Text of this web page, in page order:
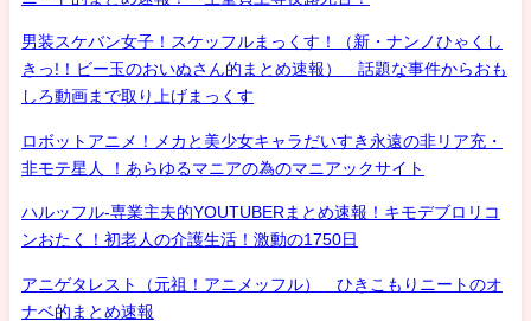
男装スケバン女子！スケッフルまっくす！（新・ナンノひゃくし
きっ!！ビー玉のおいぬさん的まとめ速報） 話題な事件からおも
しろ動画まで取り上げまっくす
ロボットアニメ！メカと美少女キャラだいすき永遠の非リア充・
非モテ星人 ！あらゆるマニアの為のマニアックサイト
ハルッフル-専業主夫的YOUTUBERまとめ速報！キモデブロリコ
ンおたく！初老人の介護生活！激動の1750日
アニゲタレスト（元祖！アニメッフル） ひきこもりニートのオ
ナベ的まとめ速報